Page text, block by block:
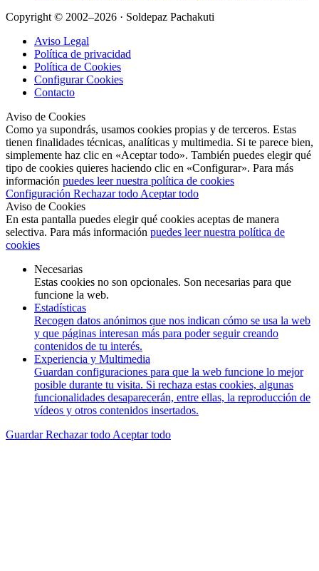
Copyright © 2002–2026 · Soldepaz Pachakuti
Aviso Legal
Política de privacidad
Política de Cookies
Configurar Cookies
Contacto
Aviso de Cookies
Como ya supondrás, usamos cookies propias y de terceros. Estas
tienen finalidades técnicas, analíticas y multimedia. Si te parece bien,
simplemente haz clic en «Aceptar todo». También puedes elegir qué
tipo de cookies quieres haciendo clic en «Configurar». Para más
información puedes leer nuestra política de cookies
Configuración Rechazar todo Aceptar todo
Aviso de Cookies
En esta pantalla puedes elegir qué cookies aceptas de manera
selectiva. Para más información puedes leer nuestra política de
cookies
Necesarias
Estas cookies no son opcionales. Son necesarias para que
funcione la web.
Estadísticas
Recogen datos anónimos que nos indican cómo se usa la web
y que páginas interesan más para poder seguir creando
contenidos de tu interés.
Experiencia y Multimedia
Guardan configuraciones para que la web funcione lo mejor
posible durante tu visita. Si rechaza estas cookies, algunas
funcionalidades desaparecerán, entre ellas, la reproducción de
vídeos y otros contenidos insertados.
GuardarRechazar todo Aceptar todo